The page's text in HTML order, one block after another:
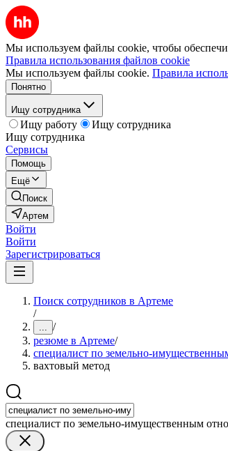
Мы используем файлы cookie, чтобы
Правила использования файлов cookie
Мы используем файлы cookie. Правила
Понятно
Ищу сотрудника
Ищу работу
Ищу сотрудника
Ищу сотрудника
Сервисы
Помощь
Ещё
Поиск
Артем
Войти
Войти
Зарегистрироваться
Поиск сотрудников в Артеме
/
... /
резюме в Артеме/
специалист по земельно-
вахтовый метод
специалист по земельно-имущественным